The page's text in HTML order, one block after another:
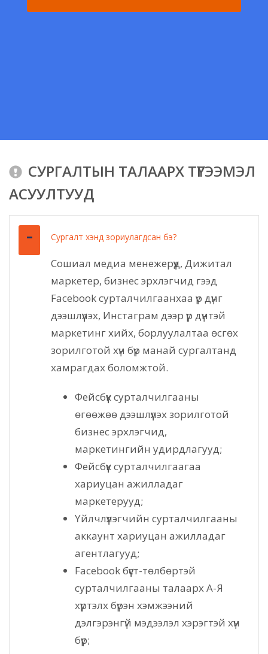
СУРГАЛТЫН ТАЛААРХ ТҮГЭЭМЭЛ
АСУУЛТУУД
Сургалт хэнд зориулагдсан бэ?
Сошиал медиа менежерүүд, Дижитал
маркетер, бизнес эрхлэгчид гээд
Facebook сурталчилгаанхаа үр дүнг
дээшлүүлэх, Инстаграм дээр үр дүнтэй
маркетинг хийх, борлуулалтаа өсгөх
зорилготой хүн бүр манай сургалтанд
хамрагдах боломжтой.
Фейсбүүк сурталчилгааны
өгөөжөө дээшлүүлэх зорилготой
бизнес эрхлэгчид,
маркетингийн удирдлагууд;
Фейсбүүк сурталчилгаагаа
хариуцан ажилладаг
маркетерууд;
Үйлчлүүлэгчийн сурталчилгааны
аккаунт хариуцан ажилладаг
агентлагууд;
Facebook бүүст-төлбөртэй
сурталчилгааны талаарх A-Я
хүртэлх бүрэн хэмжээний
дэлгэрэнгүй мэдээлэл хэрэгтэй хүн
бүр;